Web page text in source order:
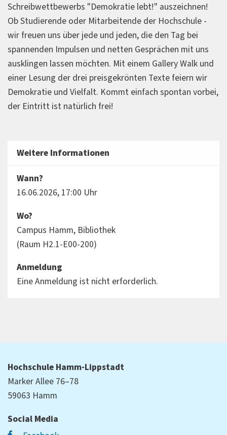
Schreibwettbewerbs "Demokratie lebt!" auszeichnen!
Ob Studierende oder Mitarbeitende der Hochschule -
wir freuen uns über jede und jeden, die den Tag bei
spannenden Impulsen und netten Gesprächen mit uns
ausklingen lassen möchten. Mit einem Gallery Walk und
einer Lesung der drei preisgekrönten Texte feiern wir
Demokratie und Vielfalt. Kommt einfach spontan vorbei,
der Eintritt ist natürlich frei!
Weitere Informationen
Wann?
16.06.2026, 17:00 Uhr
Wo?
Campus Hamm, Bibliothek
(Raum H2.1-E00-200)
Anmeldung
Eine Anmeldung ist nicht erforderlich.
Hochschule Hamm-Lippstadt
Marker Allee 76–78
59063 Hamm
Social Media